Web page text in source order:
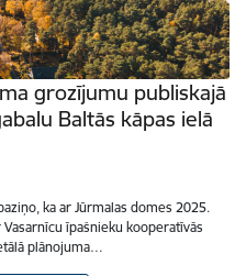
grozījumu publiskajā
Baltās kāpas ielā
ka ar Jūrmalas domes 2025.
īpašnieku kooperatīvās
plānojuma…